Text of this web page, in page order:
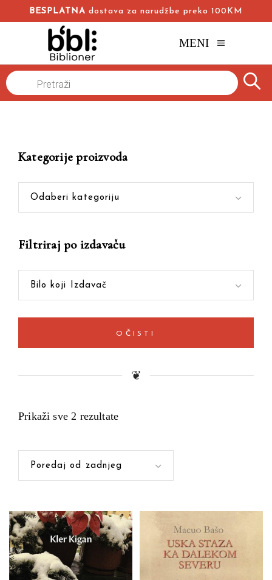
BESPLATNA dostava za narudžbe preko 100KM
MENI
Naslovna
Products
search
Prikaži sve 2 rezultate
Poredaj od zadnjeg
Kategorije proizvoda
Odaberi kategoriju
Filtriraj po izdavaču
Bilo koji Izdavač
OČISTI
❦